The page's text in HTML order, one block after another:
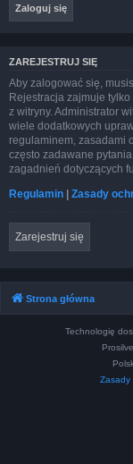
ZAREJESTRUJ SIĘ
Aby zalogować się,
Rejestracja zajmuje
z witryny. Administrator
wiele dodatkowych
regulaminem, zasadami
często zadawane
zagadnień dotyczących
Regulamin | Zasady
Zarejestruj się
Strona główna
Technologię
Zasady